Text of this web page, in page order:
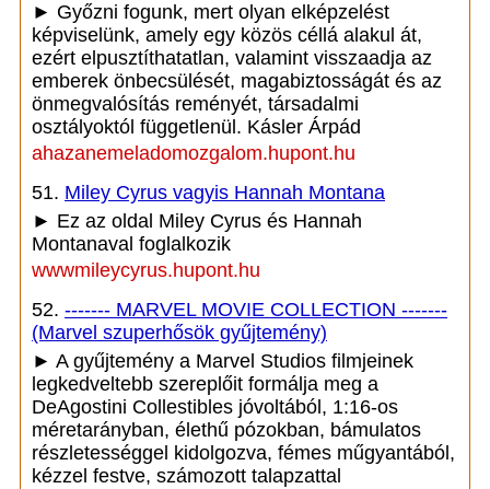
► Győzni fogunk, mert olyan elképzelést
képviselünk, amely egy közös céllá alakul át,
ezért elpusztíthatatlan, valamint visszaadja az
emberek önbecsülését, magabiztosságát és az
önmegvalósítás reményét, társadalmi
osztályoktól függetlenül. Kásler Árpád
ahazanemeladomozgalom.hupont.hu
51. Miley Cyrus vagyis Hannah Montana
► Ez az oldal Miley Cyrus és Hannah
Montanaval foglalkozik
wwwmileycyrus.hupont.hu
52. ------- MARVEL MOVIE COLLECTION -------
(Marvel szuperhősök gyűjtemény)
► A gyűjtemény a Marvel Studios filmjeinek
legkedveltebb szereplőit formálja meg a
DeAgostini Collestibles jóvoltából, 1:16-os
méretarányban, élethű pózokban, bámulatos
részletességgel kidolgozva, fémes műgyantából,
kézzel festve, számozott talapzattal